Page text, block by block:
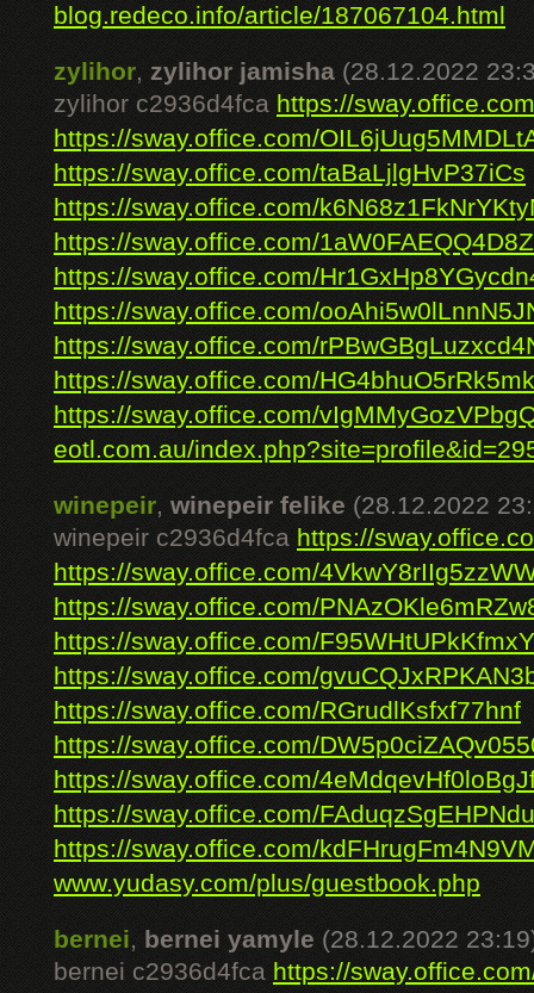
blog.redeco.info/article/187067104.html
zylihor, zylihor jamisha (28.12.2022
zylihor c2936d4fca https://
https://sway.office.com/
https://sway.office.com/taBaLjlgHvP37iCs
https://sway.office.com/
https://sway.office.com/
https://sway.office.com/
https://sway.office.com/
https://sway.office.com/
https://sway.office.com/
https://sway.office.com/
eotl.com.au/
winepeir, winepeir felike (28.12.2022
winepeir c2936d4fca https://
https://sway.office.com/
https://sway.office.com/
https://sway.office.com/
https://sway.office.com/
https://sway.office.com/RGrudlKsfxf77hnf
https://sway.office.com/
https://sway.office.com/
https://sway.office.com/
https://sway.office.com/
www.yudasy.com/plus/guestbook.php
bernei, bernei yamyle (28.12.2022
bernei c2936d4fca https://